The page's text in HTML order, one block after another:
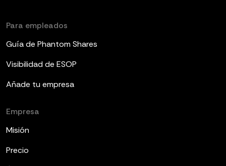
Para empleados
Guía de Phantom Shares
Visibilidad de ESOP
Añade tu empresa
Empresa
Misión
Precio